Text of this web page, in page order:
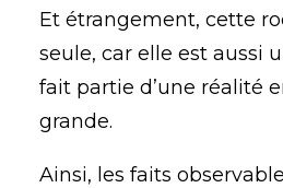
Et étrangement, cette
seule, car elle est aussi
fait partie d’une réalité
grande.
Ainsi, les faits